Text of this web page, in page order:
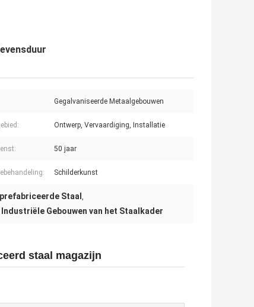
Gegalvaniseerde Metaalgebouwen
Ontwerp, Vervaardiging, Installatie
50 jaar
Schilderkunst
Staal ,
Industriële Gebouwen van het Staalkader
staal magazijn